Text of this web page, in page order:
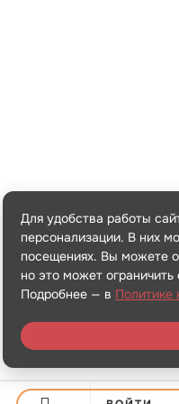
Для удобства работы
персонализации. В них
посещениях. Вы можете
но это может ограничить
Подробнее — в Политике